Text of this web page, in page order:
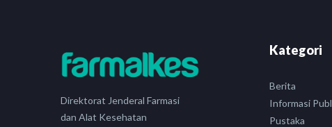
Direktorat Jenderal Farmasi
dan Alat Kesehatan
Kategori
Berita
Informasi
Pustaka